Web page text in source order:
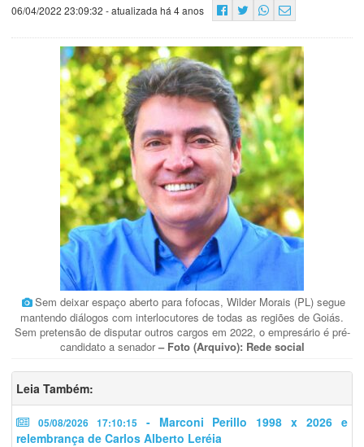
06/04/2022 23:09:32 - atualizada há 4 anos
Sem deixar espaço aberto para fofocas, Wilder Morais (PL) segue
mantendo diálogos com interlocutores de todas as regiões de Goiás.
Sem pretensão de disputar outros cargos em 2022, o empresário é pré-
candidato a senador– Foto (Arquivo): Rede social
Leia Também:
05/08/2026 17:10:15
- Marconi Perillo 1998 x 2026 e
relembrança de Carlos Alberto Leréia